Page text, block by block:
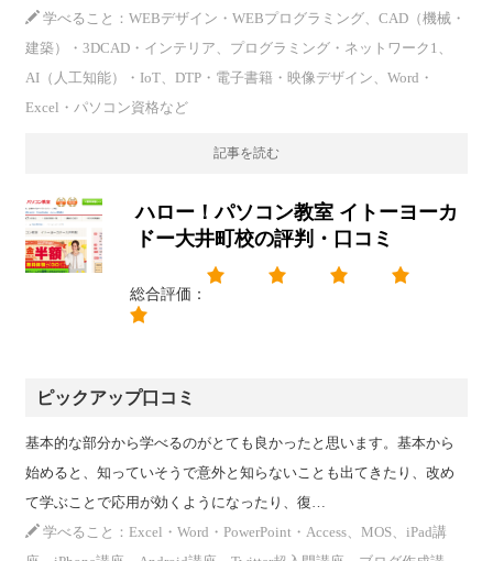
学べること：WEBデザイン・WEBプログラミング、CAD（機械・
建築）・3DCAD・インテリア、プログラミング・ネットワーク1、
AI（人工知能）・IoT、DTP・電子書籍・映像デザイン、Word・
Excel・パソコン資格など
記事を読む
ハロー！パソコン教室 イトーヨーカ
ドー大井町校の評判・口コミ
総合評価：
ピックアップ口コミ
基本的な部分から学べるのがとても良かったと思います。基本から
始めると、知っていそうで意外と知らないことも出てきたり、改め
て学ぶことで応用が効くようになったり、復…
学べること：Excel・Word・PowerPoint・Access、MOS、iPad講